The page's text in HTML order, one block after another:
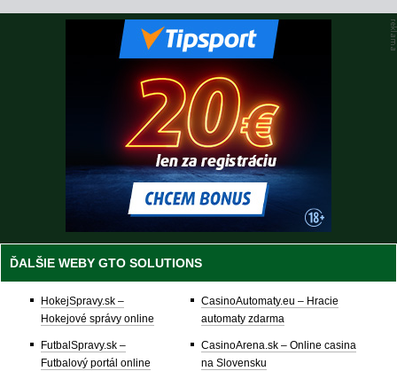
ĎALŠIE WEBY GTO SOLUTIONS
HokejSpravy.sk –
Hokejové správy online
FutbalSpravy.sk –
Futbalový portál online
CasinoAutomaty.eu – Hracie
automaty zdarma
CasinoArena.sk – Online casina
na Slovensku